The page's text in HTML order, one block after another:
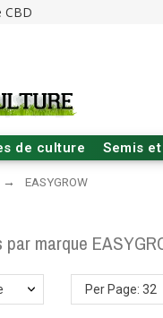
CBD
de culture Semis
EASYGROW
marque
Per Page: 32